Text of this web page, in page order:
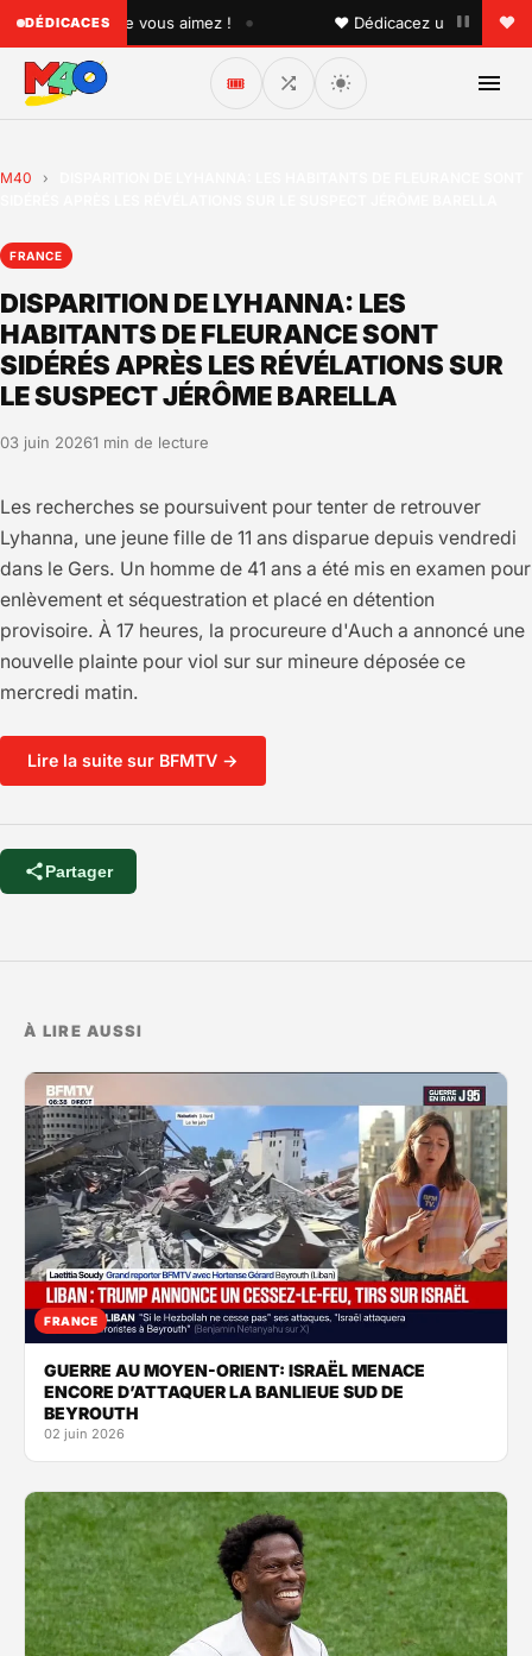
DÉDICACESque vous aimez ! • ♥ Dédicacez un titre à vos
🎟️
M40 ›
FRANCE
DISPARITION DE LYHANNA: LES
HABITANTS DE FLEURANCE SONT
SIDÉRÉS APRÈS LES RÉVÉLATIONS SUR
LE SUSPECT JÉRÔME BARELLA
03 juin 20261 min de lecture
Les recherches se poursuivent pour tenter de retrouver
Lyhanna, une jeune fille de 11 ans disparue depuis vendredi
dans le Gers. Un homme de 41 ans a été mis en examen pour
enlèvement et séquestration et placé en détention
provisoire. À 17 heures, la procureure d'Auch a annoncé une
nouvelle plainte pour viol sur sur mineure déposée ce
mercredi matin.
Lire la suite sur BFMTV →
Partager
À LIRE AUSSI
FRANCE
GUERRE AU MOYEN-ORIENT: ISRAËL MENACE
ENCORE D’ATTAQUER LA BANLIEUE SUD DE
BEYROUTH
02 juin 2026